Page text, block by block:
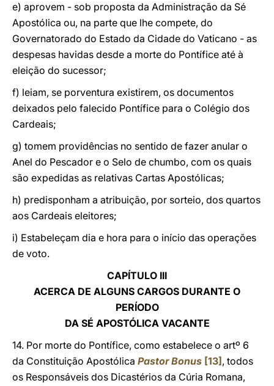
e) aprovem - sob proposta da Administração da Sé
Apostólica ou, na parte que lhe compete, do
Governatorado do Estado da Cidade do Vaticano - as
despesas havidas desde a morte do Pontífice até à
eleição do sucessor;
f) leiam, se porventura existirem, os documentos
deixados pelo falecido Pontífice para o Colégio dos
Cardeais;
g) tomem providências no sentido de fazer anular o
Anel do Pescador e o Selo de chumbo, com os quais
são expedidas as relativas Cartas Apostólicas;
h) predisponham a atribuição, por sorteio, dos quartos
aos Cardeais eleitores;
i) Estabeleçam dia e hora para o início das operações
de voto.
CAPÍTULO III
ACERCA DE ALGUNS CARGOS DURANTE O
PERÍODO
DA SÉ APOSTÓLICA VACANTE
14. Por morte do Pontífice, como estabelece o artº 6
da Constituição Apostólica Pastor Bonus [13] , todos
os Responsáveis dos Dicastérios da Cúria Romana,